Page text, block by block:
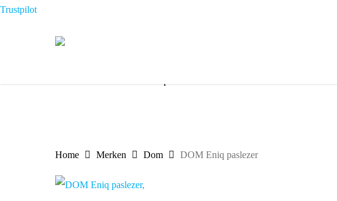
Skip
Trustpilot
Home Merken Dom DOM Eniq paslezer